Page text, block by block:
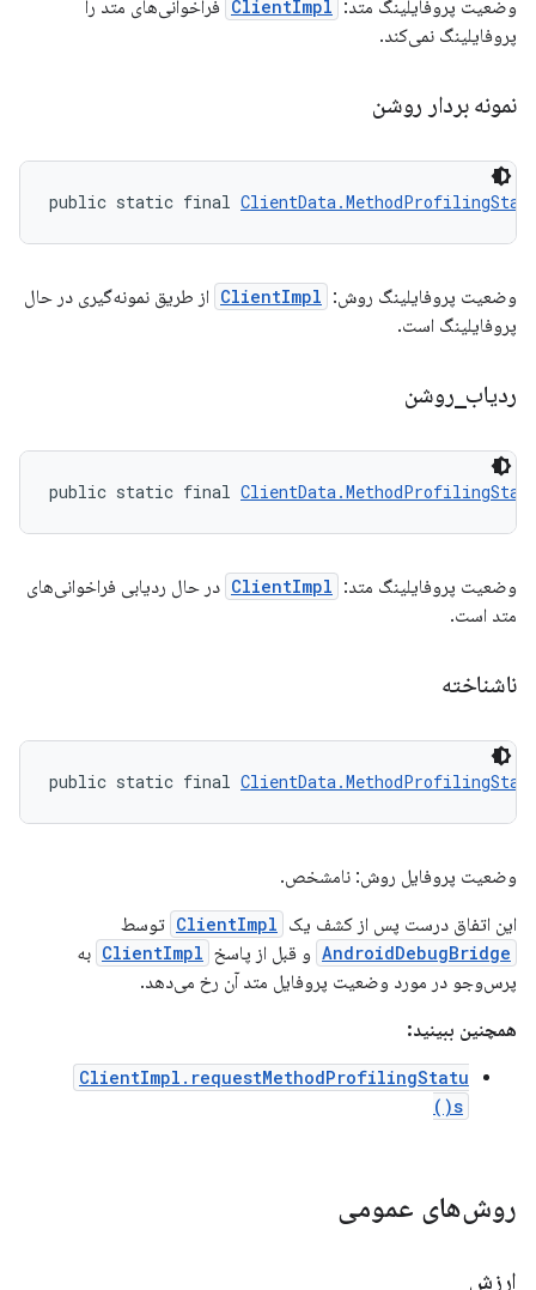
وضعیت پروفایلینگ متد: ClientImpl فراخوانی‌های متد را
پروفایلینگ نمی‌کند.
نمونه بردار روشن
public static final
وضعیت پروفایلینگ روش: ClientImpl از طریق نمونه‌گیری در حال
پروفایلینگ است.
ردیاب روشن
public static final
وضعیت پروفایلینگ متد: ClientImpl در حال ردیابی فراخوانی‌های
متد است.
ناشناخته
public static final
وضعیت پروفایل روش: نامشخص.
این اتفاق درست پس از کشف یک ClientImpl توسط
AndroidDebugBridge و قبل از پاسخ ClientImpl به
پرس‌وجو در مورد وضعیت پروفایل متد آن رخ می‌دهد.
همچنین ببینید:
ClientImpl.requestMethodProfilingStatu
s()
روش‌های عمومی
ارزش